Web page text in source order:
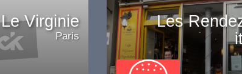
Le Virginie
Paris
Les